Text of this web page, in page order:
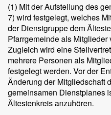
(1) Mit der Aufstellung des
7) wird festgelegt, welches
der Dienstgruppe dem
Pfarrgemeinde als
Zugleich wird eine
mehrere Personen als
festgelegt werden. Vor der
Änderung der Mitgliedschaft
gemeinsamen Dienstplanes
Ältestenkreis anzuhören.